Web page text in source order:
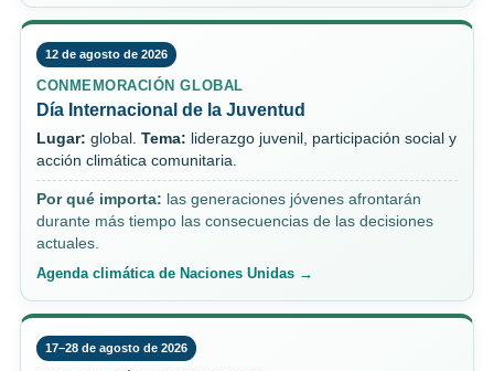
12 de agosto de 2026
CONMEMORACIÓN GLOBAL
Día Internacional de la Juventud
Lugar: global. Tema: liderazgo juvenil, participación social y
acción climática comunitaria.
Por qué importa: las generaciones jóvenes afrontarán
durante más tiempo las consecuencias de las decisiones
actuales.
Agenda climática de Naciones Unidas →
17–28 de agosto de 2026